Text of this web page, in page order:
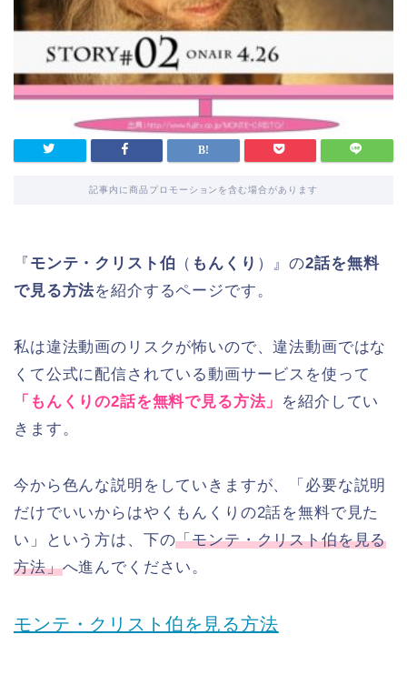
記事内に商品プロモーションを含む場合があります
『 モンテ・クリスト伯 （ もんくり ）』の2話を無料
で見る方法を紹介するページです。
私は違法動画のリスクが怖いので、違法動画ではな
くて公式に配信されている動画サービスを使って
「もんくりの2話を無料で見る方法」 を紹介してい
きます。
今から色んな説明をしていきますが、「必要な説明
だけでいいからはやくもんくりの2話を無料で見た
い」という方は、下の「モンテ・クリスト伯を見る
方法」へ進んでください。
モンテ・クリスト伯を見る方法